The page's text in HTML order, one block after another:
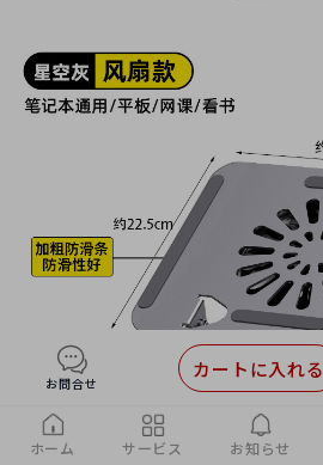
お問合せ
カートに入れる
ホーム サービス お知らせ